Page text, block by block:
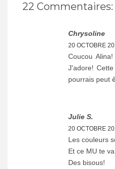
22 Commentaires:
Chrysoline
20 OCTOBRE
Coucou
J'adore!
pourrais peut
Julie S.
20 OCTOBRE
Les couleurs
Et ce MU te
Des bisous!